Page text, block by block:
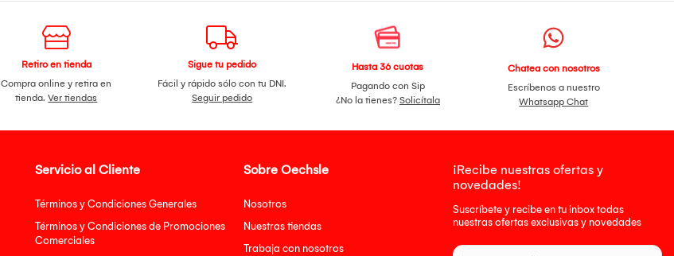
Retiro en tienda
Compra online y retira en
tienda.Ver tiendas
Sigue tu pedido
Fácil y rápido sólo con tu DNI.
Seguir pedido
Hasta 36 cuotas
Pagando con Sip
¿No la tienes? Solicítala
Chatea con nosotros
Escríbenos a nuestro
Whatsapp Chat
Servicio al Cliente
Términos y Condiciones Generales
Términos y Condiciones de Promociones
Comerciales
Sobre Oechsle
Nosotros
Nuestras tiendas
Trabaja con nosotros
¡Recibe nuestras ofertas y
novedades!
Suscríbete y recibe en tu inbox todas
nuestras ofertas exclusivas y novedades